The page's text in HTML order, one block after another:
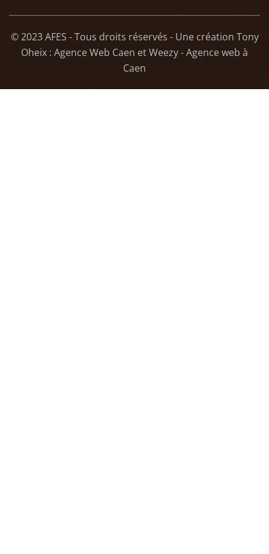
© 2023 AFES - Tous droits réservés - Une création Tony
Oheix : Agence Web Caen etWeezy - Agence web à
Caen